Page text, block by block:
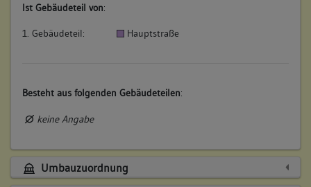
Ist Gebäudeteil von:
1. Gebäudeteil: Hauptstraße
Besteht aus folgenden Gebäudeteilen:
keine Angabe
Umbauzuordnung